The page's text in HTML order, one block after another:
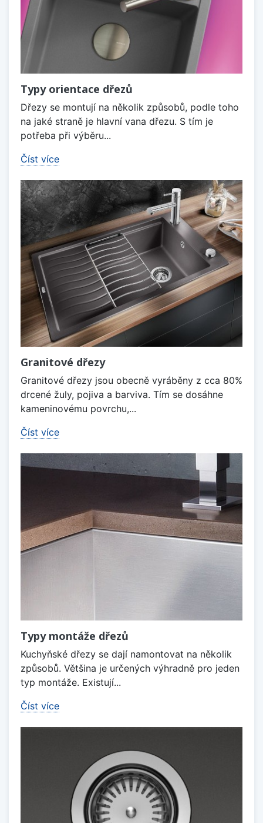
Typy orientace dřezů
Dřezy se montují na několik způsobů, podle toho
na jaké straně je hlavní vana dřezu. S tím je
potřeba při výběru...
Číst více
Granitové dřezy
Granitové dřezy jsou obecně vyráběny z cca 80%
drcené žuly, pojiva a barviva. Tím se dosáhne
kameninovému povrchu,...
Číst více
Typy montáže dřezů
Kuchyňské dřezy se dají namontovat na několik
způsobů. Většina je určených výhradně pro jeden
typ montáže. Existují...
Číst více